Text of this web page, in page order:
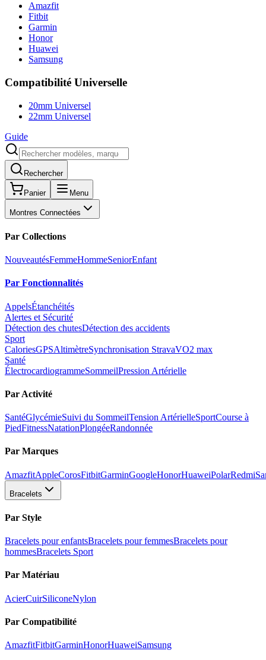
Amazfit
Fitbit
Garmin
Honor
Huawei
Samsung
Compatibilité Universelle
20mm Universel
22mm Universel
Guide
Rechercher
Panier Menu
Montres Connectées
Par Collections
NouveautésFemmeHommeSeniorEnfant
Par Fonctionnalités
AppelsÉtanchéités
Alertes et Sécurité
Détection des chutesDétection des accidents
Sport
CaloriesGPSAltimètreSynchronisation StravaVO2 max
Santé
ÉlectrocardiogrammeSommeilPression Artérielle
Par Activité
SantéGlycémieSuivi du SommeilTension ArtérielleSportCourse à
PiedFitnessNatationPlongéeRandonnée
Par Marques
AmazfitAppleCorosFitbitGarminGoogleHonorHuaweiPolarRedmi
Bracelets
Par Style
Bracelets pour enfantsBracelets pour femmesBracelets pour
hommesBracelets Sport
Par Matériau
AcierCuirSiliconeNylon
Par Compatibilité
AmazfitFitbitGarminHonorHuaweiSamsung